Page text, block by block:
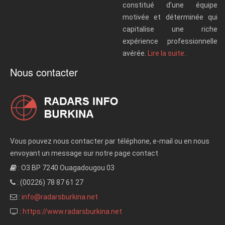
constitué d’une équipe
motivée et déterminée qui
capitalise une riche
expérience professionnelle
avérée. Lire la suite..
Nous contacter
Vous pouvez nous contacter par téléphone, e-mail ou en nous
envoyant un message sur notre page contact
: O3 BP 7240 Ouagadougou 03
: (00226) 78 87 61 27
: info@radarsburkina.net
: https://www.radarsburkina.net